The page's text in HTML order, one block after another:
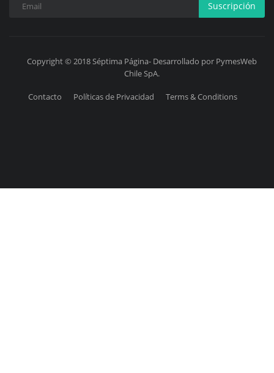
Suscripción
Copyright © 2018 Séptima Página- Desarrollado por PymesWeb
Chile SpA.
Contacto Políticas de Privacidad Terms & Conditions